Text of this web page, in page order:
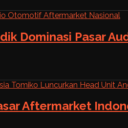
Dominasi Pasar
Aftermarket